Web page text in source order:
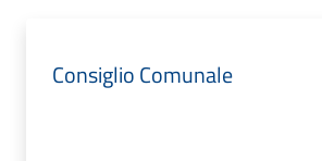
Consiglio Comunale